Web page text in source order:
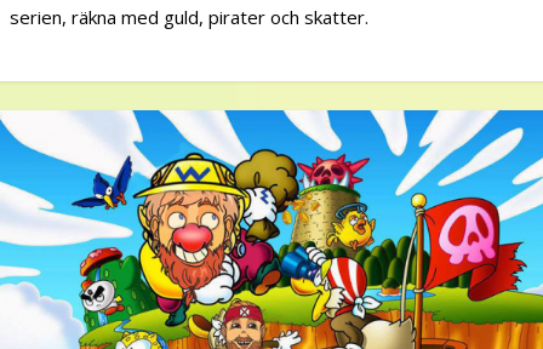
serien, räkna med guld, pirater och skatter.